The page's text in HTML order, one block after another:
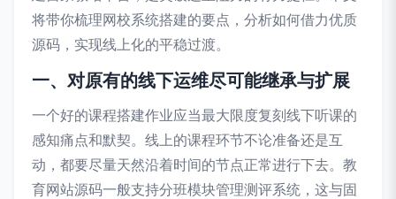
将带你梳理网校系统搭建的要点，分析如何借力优质
源码，实现线上化的平稳过渡。
一、对原有的线下运维尽可能继承与扩展
一个好的课程搭建作业应当最大限度复刻线下听课的
感知痛点和默契。线上的课程环节不论准备还是互
动，都要尽量天然沿着时间的节点正常进行下去。教
育网站源码一般支持分班模块管理测评系统，这与固